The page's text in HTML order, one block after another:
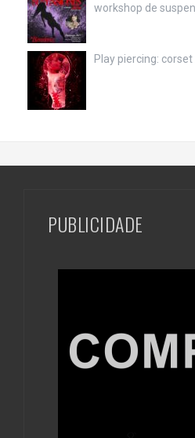
workshop de
Play piercing: corset
PUBLICIDADE